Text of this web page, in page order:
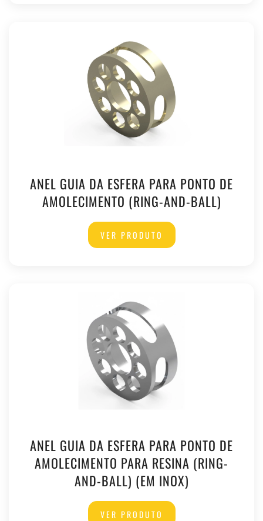
ANEL GUIA DA ESFERA PARA PONTO DE
AMOLECIMENTO (RING-AND-BALL)
VER PRODUTO
ANEL GUIA DA ESFERA PARA PONTO DE
AMOLECIMENTO PARA RESINA (RING-
AND-BALL) (EM INOX)
VER PRODUTO